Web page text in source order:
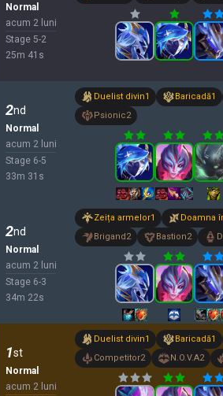
Normal
acum 2 luni
Stage 5-2
25m 41 s
2nd
Normal
acum 2 luni
Stage 6-5
33m 31 s
Duelist divin1 Baricadă1
Psionic2
2nd
Normal
acum 2 luni
Stage 6-3
34m 22s
Zeița armelor1 Doamna
Brigand2 Bastion2
1st
Normal
acum 2 luni
Duelist divin1 Baricadă1
Competitor2 N.O.V.A2